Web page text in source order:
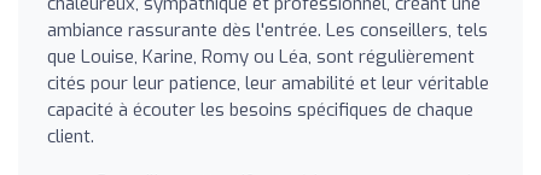
ambiance rassurante dès l'entrée. Les conseillers, tels
que Louise, Karine, Romy ou Léa, sont régulièrement
cités pour leur patience, leur amabilité et leur véritable
capacité à écouter les besoins spécifiques de chaque
client.